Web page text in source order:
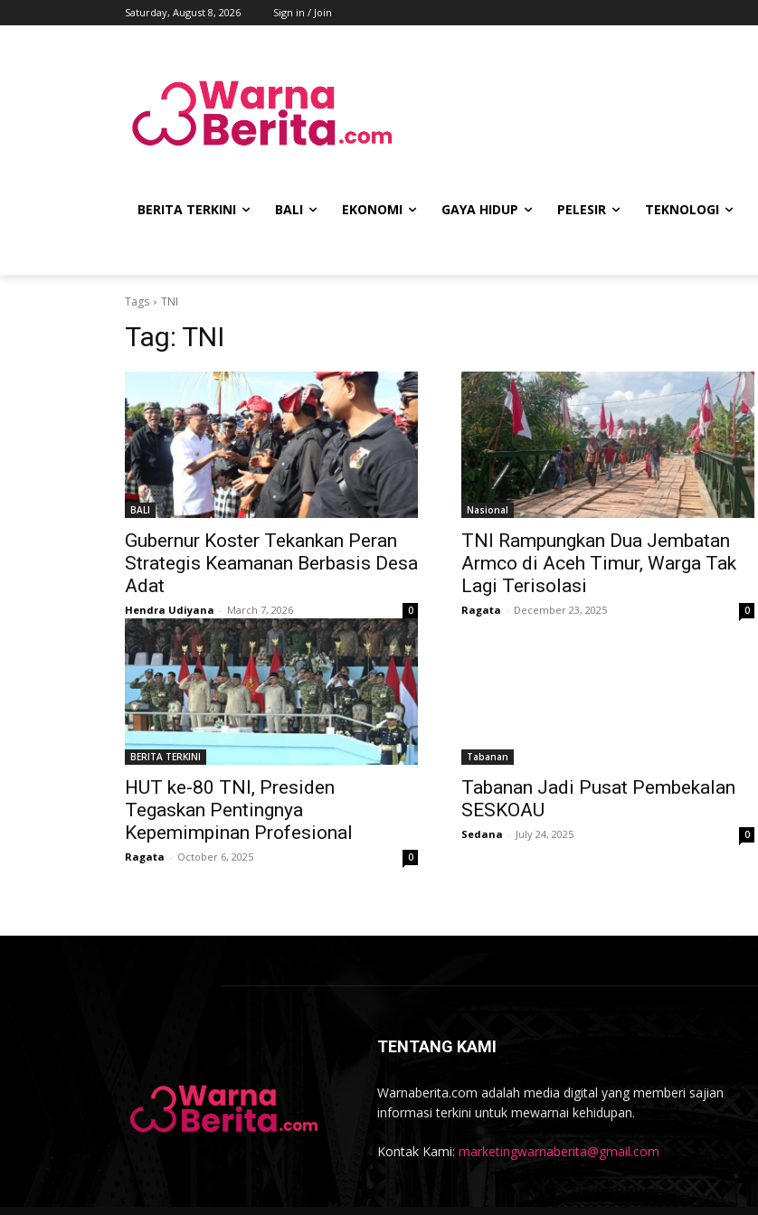
Saturday, August 8, 2026 Sign in / Join
BERITA TERKINI BALI EKONOMI GAYA HIDUP PELESIR TEKNOLOGI
Tags TNI
Tag: TNI
BALI
Gubernur Koster Tekankan Peran
Strategis Keamanan Berbasis Desa
Adat
Hendra Udiyana - March 7, 2026 0
Nasional
TNI Rampungkan Dua Jembatan
Armco di Aceh Timur, Warga Tak
Lagi Terisolasi
Ragata - December 23, 2025 0
BERITA TERKINI
HUT ke-80 TNI, Presiden
Tegaskan Pentingnya
Kepemimpinan Profesional
Ragata - October 6, 2025 0
Tabanan
Tabanan Jadi Pusat Pembekalan
SESKOAU
Sedana - July 24, 2025 0
TENTANG KAMI
Warnaberita.com adalah media digital yang memberi sajian
informasi terkini untuk mewarnai kehidupan.
Kontak Kami: marketingwarnaberita@gmail.com